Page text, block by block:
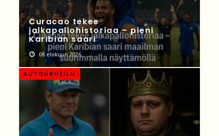
Curacao tekee
jalkapallohistoriaa – pieni
Karibian saari
08 elokuun 2026
AUTOURHEILU